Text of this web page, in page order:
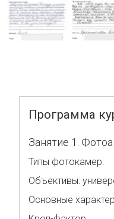
Программа
Занятие 1.
Типы фотокамер.
Объективы:
Основные